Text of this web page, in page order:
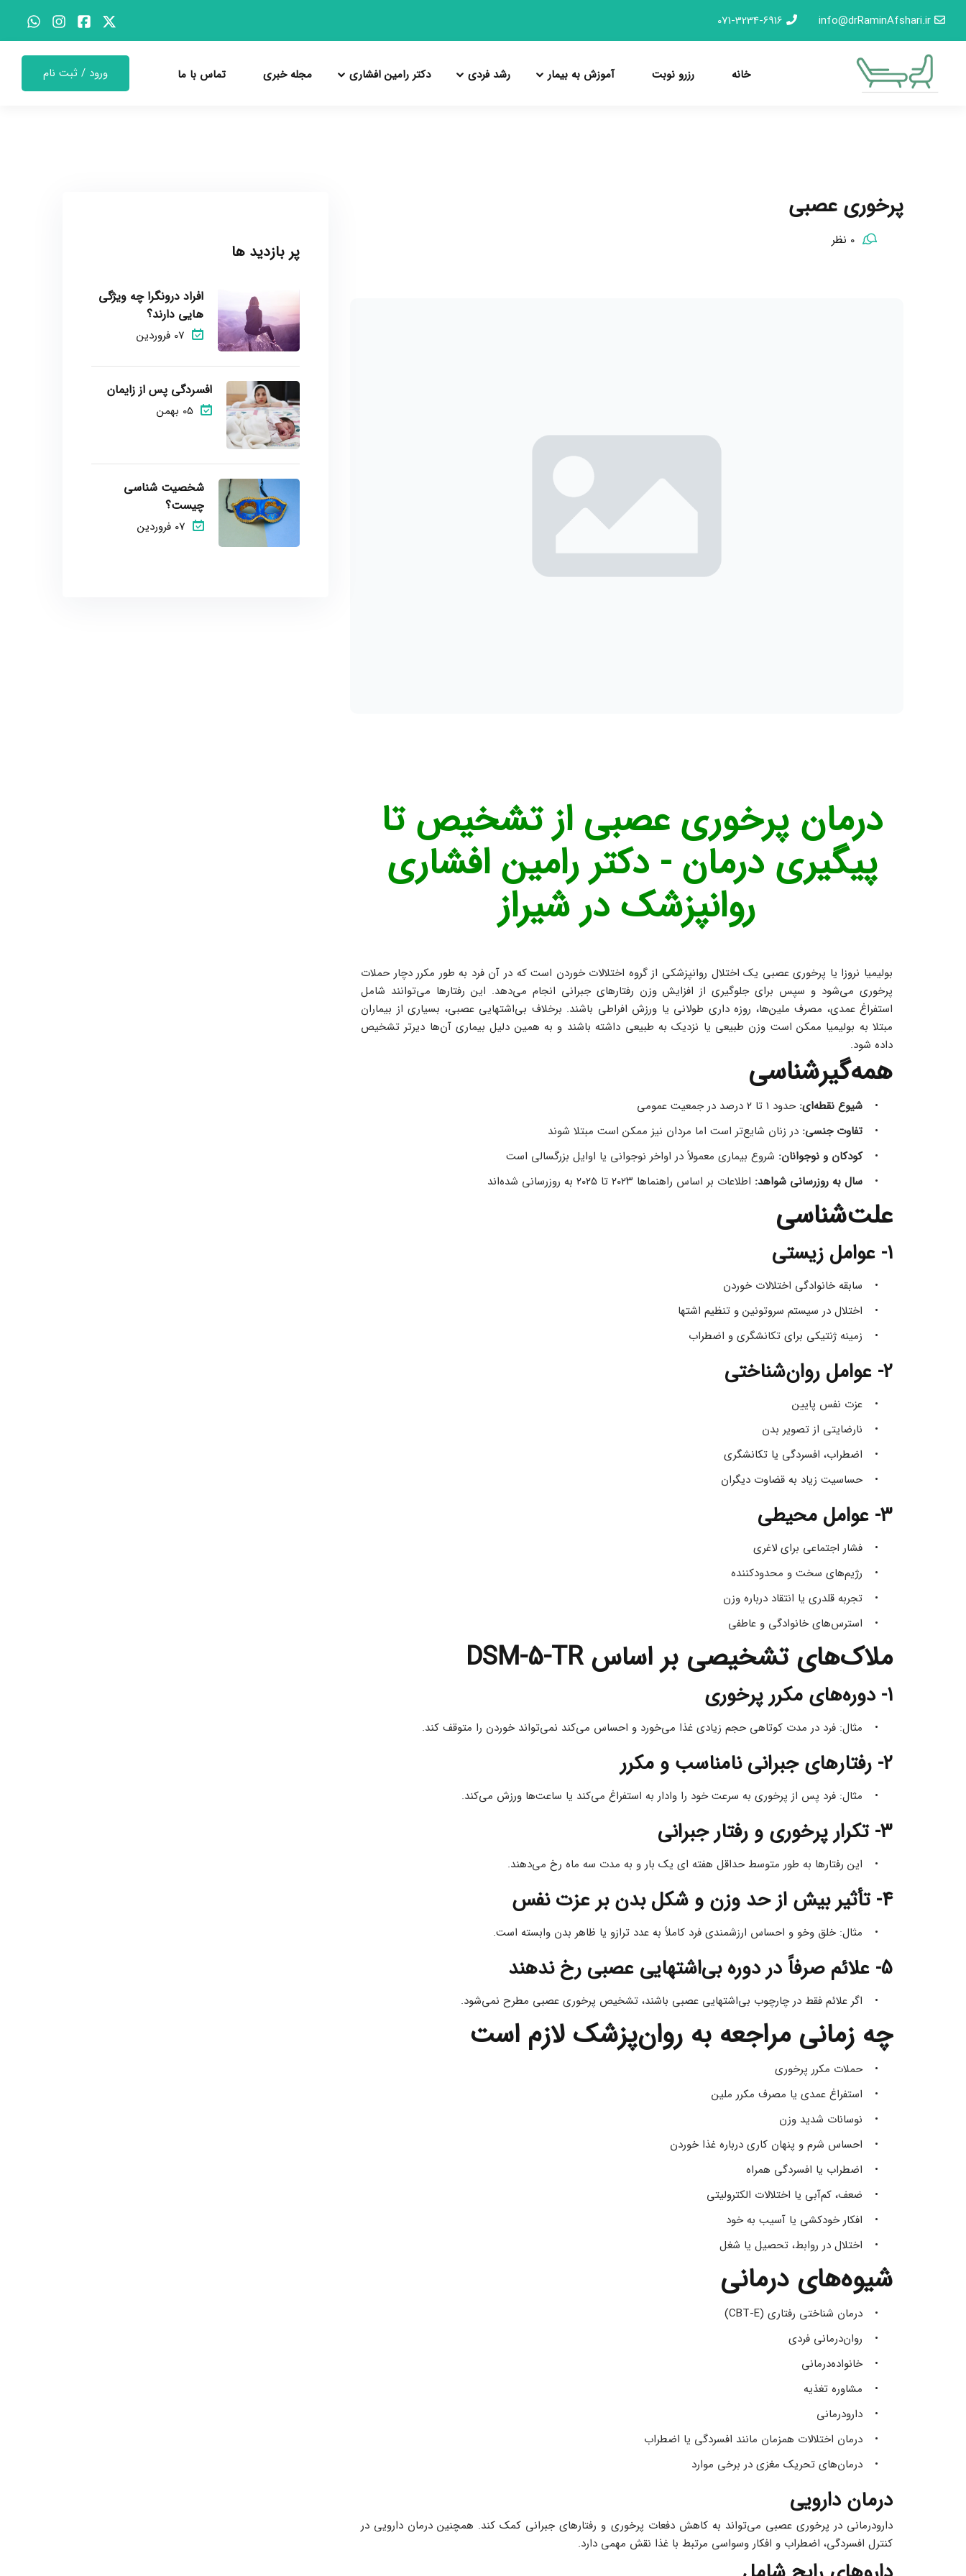
info@drRaminAfshari.ir
071-3234-6916
خانه رزرو نوبت آموزش به بیمار رشد فردی دکتر رامین افشاری مجله خبری تماس با ما ورود / ثبت نام
پرخوری عصبی
0 نظر
روانپزشک در شیراز
داده شود.
همه‌گیرشناسی
شیوع نقطه‌ای:
حدود ۱ تا ۲ درصد در جمعیت عمومی
تفاوت جنسی: در زنان شایع‌تر است اما مردان نیز ممکن است مبتلا شوند
کودکان و نوجوانان: شروع بیماری معمولاً در اواخر نوجوانی یا اوایل بزرگسالی است
سال به ‌روزرسانی شواهد:
اطلاعات بر اساس راهنماها ۲۰۲۳ تا ۲۰۲۵ به‌ روزرسانی شده‌اند
علت‌شناسی
1- عوامل زیستی
سابقه خانوادگی اختلالات خوردن
اختلال در سیستم سروتونین و تنظیم اشتها
زمینه ژنتیکی برای تکانشگری و اضطراب
2- عوامل روان‌شناختی
عزت ‌نفس پایین
نارضایتی از تصویر بدن
اضطراب، افسردگی یا تکانشگری
حساسیت زیاد به قضاوت دیگران
3- عوامل محیطی
فشار اجتماعی برای لاغری
رژیم‌های سخت و محدودکننده
تجربه قلدری یا انتقاد درباره وزن
استرس‌های خانوادگی و عاطفی
ملاک‌های تشخیصی بر اساس DSM-5-TR
1- دوره‌های مکرر پرخوری
مثال: فرد در مدت کوتاهی حجم زیادی غذا می‌خورد و احساس می‌کند نمی‌تواند خوردن را متوقف کند.
2- رفتارهای جبرانی نامناسب و مکرر
مثال: فرد پس از پرخوری به‌ سرعت خود را وادار به استفراغ می‌کند یا ساعت‌ها ورزش می‌کند.
3- تکرار پرخوری و رفتار جبرانی
این رفتارها به‌ طور متوسط حداقل هفته‌ ای یک بار و به مدت سه ماه رخ می‌دهند.
4- تأثیر بیش‌ از حد وزن و شکل بدن بر عزت‌ نفس
مثال: خلق‌ وخو و احساس ارزشمندی فرد کاملاً به عدد ترازو یا ظاهر بدن وابسته است.
5- علائم صرفاً در دوره بی‌اشتهایی عصبی رخ ندهند
اگر علائم فقط در چارچوب بی‌اشتهایی عصبی باشند، تشخیص پرخوری عصبی مطرح نمی‌شود.
چه زمانی مراجعه به روان‌پزشک لازم است
حملات مکرر پرخوری
استفراغ عمدی یا مصرف مکرر ملین
نوسانات شدید وزن
احساس شرم و پنهان‌ کاری درباره غذا خوردن
اضطراب یا افسردگی همراه
ضعف، کم‌آبی یا اختلالات الکترولیتی
افکار خودکشی یا آسیب به خود
اختلال در روابط، تحصیل یا شغل
شیوه‌های درمانی
درمان شناختی رفتاری (CBT-E)
روان‌درمانی فردی
خانواده‌درمانی
مشاوره تغذیه
دارودرمانی
درمان اختلالات همزمان مانند افسردگی یا اضطراب
درمان‌های تحریک مغزی در برخی موارد
درمان دارویی
کنترل افسردگی، اضطراب و افکار وسواسی مرتبط با غذا نقش مهمی دارد.
پر بازدید ها
افراد درونگرا چه ویژگی
هایی دارند؟
07 فروردین
افسردگی پس از زایمان
05 بهمن
شخصیت شناسی
چیست؟
07 فروردین